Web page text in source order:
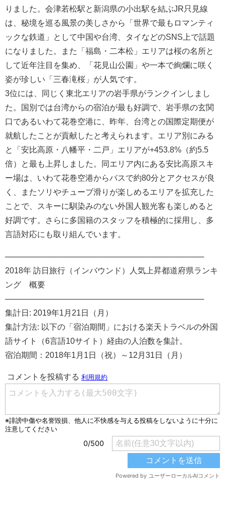
りました。会津若松駅と新潟県の小出駅を結ぶJR只見線
は、秘境を巡る風景の美しさから「世界で最もロマンティ
ックな鉄道」として中国や台湾、タイなどのSNS上で話題
になりました。また「福島・二本松」エリアは桜の名所と
して近年注目を集め、「花見山公園」や一本で絢爛に咲く
姿が珍しい「三春滝桜」が人気です。
3位には、同じく東北エリアの岩手県がランクインしまし
た。国別では台湾からの宿泊が最も好調で、岩手県の玄関
口であるいわて花巻空港に、昨年、台湾との国際定期便が
就航したことが貢献したと考えられます。エリア別にみる
と「安比高原・八幡平・二戸」エリアが+453.8%（約5.5
倍）と最も上昇しました。同エリア内にある安比高原スキ
ー場は、いわて花巻空港からバスで約80分とアクセスが良
く、またソリやチューブ滑りが楽しめるエリアを拡充した
ことで、スキーに馴染みのない外国人観光客も楽しめると
好調です。さらに多国籍のスタッフを積極的に採用し、多
言語対応にも取り組んでいます。
────────────────────────────────────
2018年 訪日旅行（インバウンド）人気上昇都道府県ランキ
ング 概要
────────────────────────────────────
集計日: 2019年1月21日（月）
集計方法: 以下の「宿泊期間」における楽天トラベルの外国
語サイト（6言語10サイト）経由の人泊数を集計。
宿泊期間：2018年1月1日（祝）～12月31日（月）